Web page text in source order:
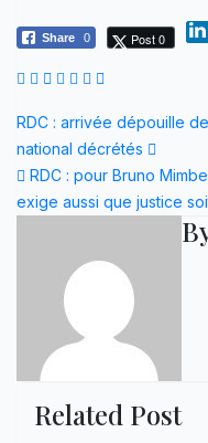
Share 0 Post 0
Navigation
de
l’article
RDC : arrivée dépouille
national décrétés
RDC : pour Bruno
exige aussi que justice
Related Post